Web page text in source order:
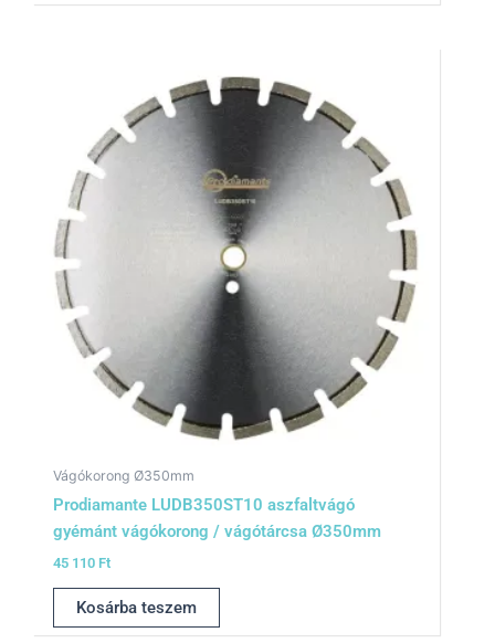
Vágókorong Ø350mm
Prodiamante LUDB350ST10 aszfaltvágó
gyémánt vágókorong / vágótárcsa Ø350mm
45 110 Ft
Kosárba teszem